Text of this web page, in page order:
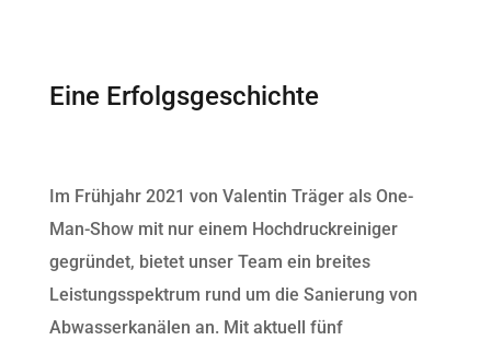
Eine Erfolgsgeschichte
Im Frühjahr 2021 von Valentin Träger als One-
Man-Show mit nur einem Hochdruckreiniger
gegründet, bietet unser Team ein breites
Leistungsspektrum rund um die Sanierung von
Abwasserkanälen an. Mit aktuell fünf